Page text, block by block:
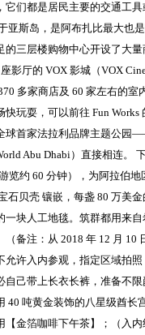
它们都是居民主要的交通工
亚斯岛，是阿布扎比最大也
的三层楼购物中心开设了大
影厅的 VOX 影城（VOX
多家商店及 60 家左右的室
快玩耍，可以前往 Fun Works
球首家法拉利品牌主题公园
Abu Dhabi）直接相连。
览约 60 分钟）
，为阿拉伯
石贝壳 镶嵌，每盏 80 万美
一块人工地毯。筑群都用来
（备注：从 2018 年 12 月 10
允许入内参观，指定区域拍
自己带上长衣长裤，准备不
40 吨黄金装饰的八星级酋长
【金箔咖啡下午茶】；（入